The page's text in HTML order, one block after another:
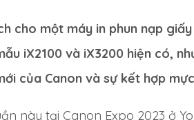
cho một máy in phun nạp
iX2100 và iX3200 hiện có,
của Canon và sự kết hợp
này tại Canon Expo 2023 ở